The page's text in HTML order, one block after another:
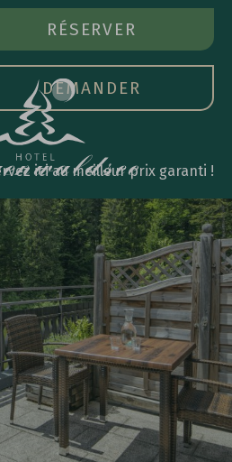
LE
RÉSERVER
DEMANDER
ici au meilleur prix garanti !